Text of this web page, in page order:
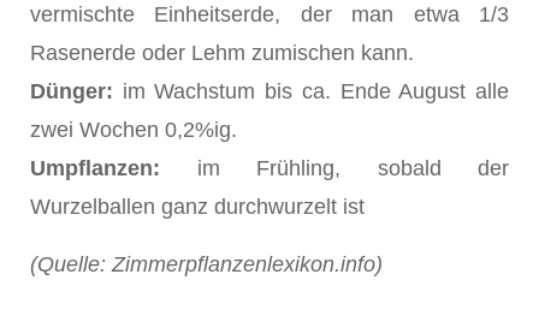
vermischte Einheitserde, der man etwa 1/3
Rasenerde oder Lehm zumischen kann.
Dünger: im Wachstum bis ca. Ende August alle
zwei Wochen 0,2%ig.
Umpflanzen: im Frühling, sobald der
Wurzelballen ganz durchwurzelt ist
(Quelle: Zimmerpflanzenlexikon.info)